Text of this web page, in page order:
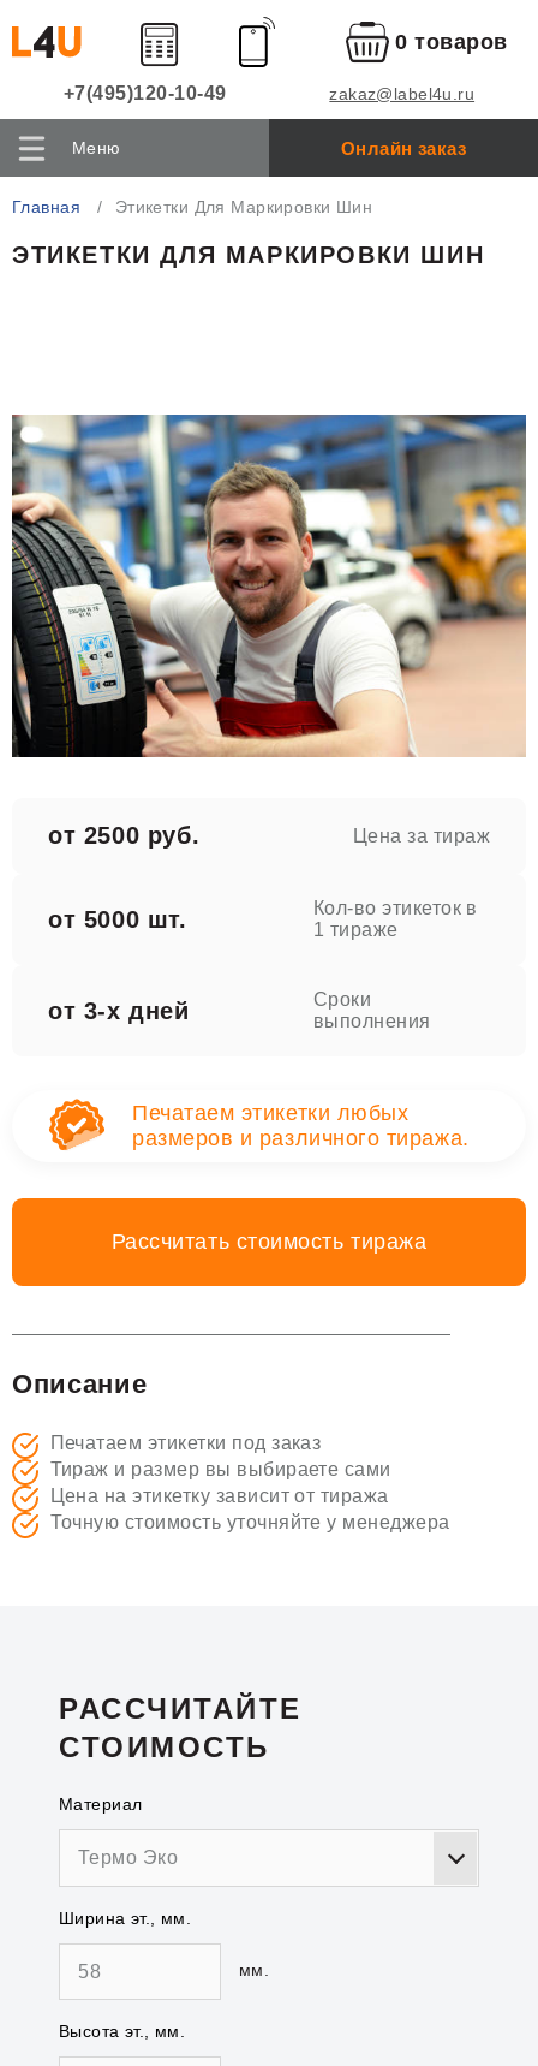
+7(495)120-10-49 zakaz@label4u.ru
0 товаров
Меню Онлайн заказ
Главная Этикетки Для Маркировки Шин
ЭТИКЕТКИ ДЛЯ МАРКИРОВКИ ШИН
от 2500 руб. Цена за тираж
от 5000 шт.
Кол-во этикеток в
1 тираже
от 3-х дней
Сроки
выполнения
Печатаем этикетки любых
размеров и различного тиража.
Рассчитать стоимость тиража
Описание
Печатаем этикетки под заказ
Тираж и размер вы выбираете сами
Цена на этикетку зависит от тиража
Точную стоимость уточняйте у менеджера
РАССЧИТАЙТЕ
СТОИМОСТЬ
Материал
Термо Эко
Ширина эт., мм.
мм.
Высота эт., мм.